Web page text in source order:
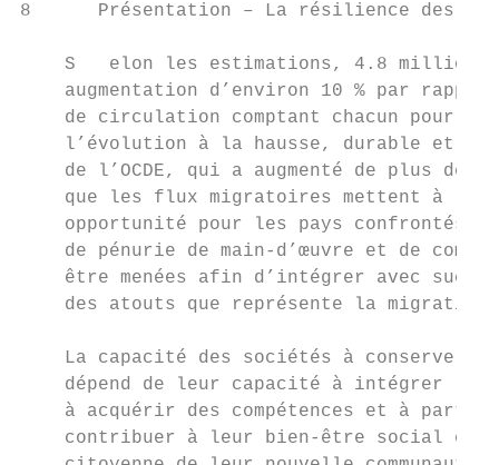
8      Présentation – La résilience des
S   elon les estimations, 4.8
augmentation d’environ 10 % par
de circulation comptant chacun pour
l’évolution à la hausse, durable et
de l’OCDE, qui a augmenté de plus de
que les flux migratoires mettent à
opportunité pour les pays confrontés
de pénurie de main-d’œuvre et de
être menées afin d’intégrer avec
    des atouts que représente la migration.
La capacité des sociétés à conserver
dépend de leur capacité à intégrer
à acquérir des compétences et à
contribuer à leur bien-être social et